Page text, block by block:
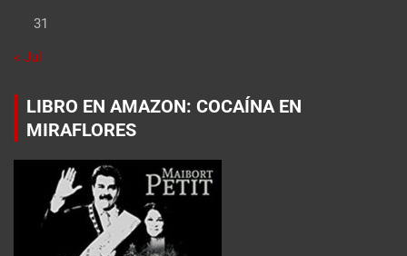
31
« Jul
LIBRO EN AMAZON: COCAÍNA EN
MIRAFLORES